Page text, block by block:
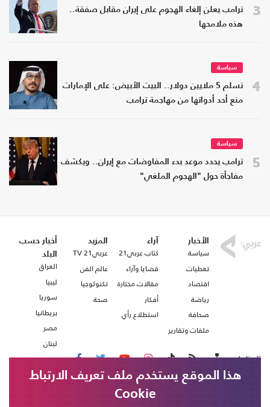
3
ترامب يعلن إلغاء الهجوم على إيران مقابل صفقة..
هذه ملامحها
4
سياسة
تسلم 5 ملايين دولار.. البيت الأبيض: على الإمارات
منع أحد أدواتها من مهاجمة ترامب
5
سياسة
ترامب يحدد موعد بدء المفاوضات مع إيران.. ويكشف
مفاجأة حول "الهجوم الملغي"
الأخبار
سياسة
تغطيات
اقتصاد
رياضة
صحافة
ملفات وتقارير
آراء
كتاب عربي21
قضايا وآراء
مقالات مختارة
أفكار
استطلاع رأي
المزيد
عربي21 TV
عالم الفن
تكنولوجيا
صحة
أخبار حسب
البلد
العراق
ليبيا
سوريا
بريطانيا
مصر
لبنان
تابعنا على
هذا الموقع يستخدم ملف تعريف الارتباط
Cookie